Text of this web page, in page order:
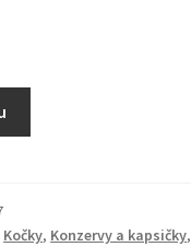
Kočky, Konzervy a kapsičky,